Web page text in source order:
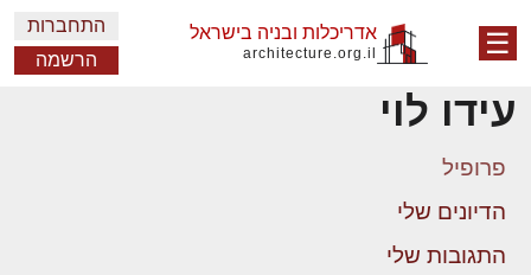
☰ אדריכלות ובניה בישראל
architecture.org.il
התחברות
הרשמה
עידו לוי
פרופיל
הדיונים שלי
התגובות שלי